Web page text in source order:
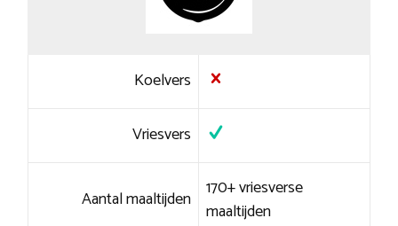
Koelvers
Vriesvers
Aantal maaltijden 170+ vriesverse
maaltijden